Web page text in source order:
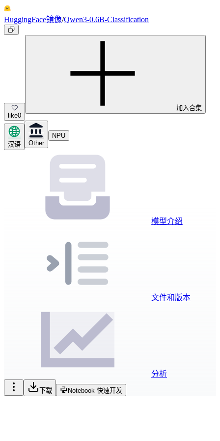
HuggingFace镜像/Qwen3-0.6B-Classification
like0
加入合集
汉语 Other
NPU
模型介绍
文件和版本
分析
下载 Notebook 快速开发